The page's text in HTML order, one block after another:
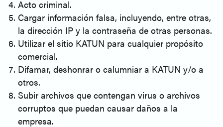
Acto criminal.
Cargar información falsa, incluyendo, entre otras,
la dirección IP y la contraseña de otras personas.
Utilizar el sitio KATUN para cualquier propósito
comercial.
Difamar, deshonrar o calumniar a KATUN y/o a
otros.
Subir archivos que contengan virus o archivos
corruptos que puedan causar daños a la
empresa.